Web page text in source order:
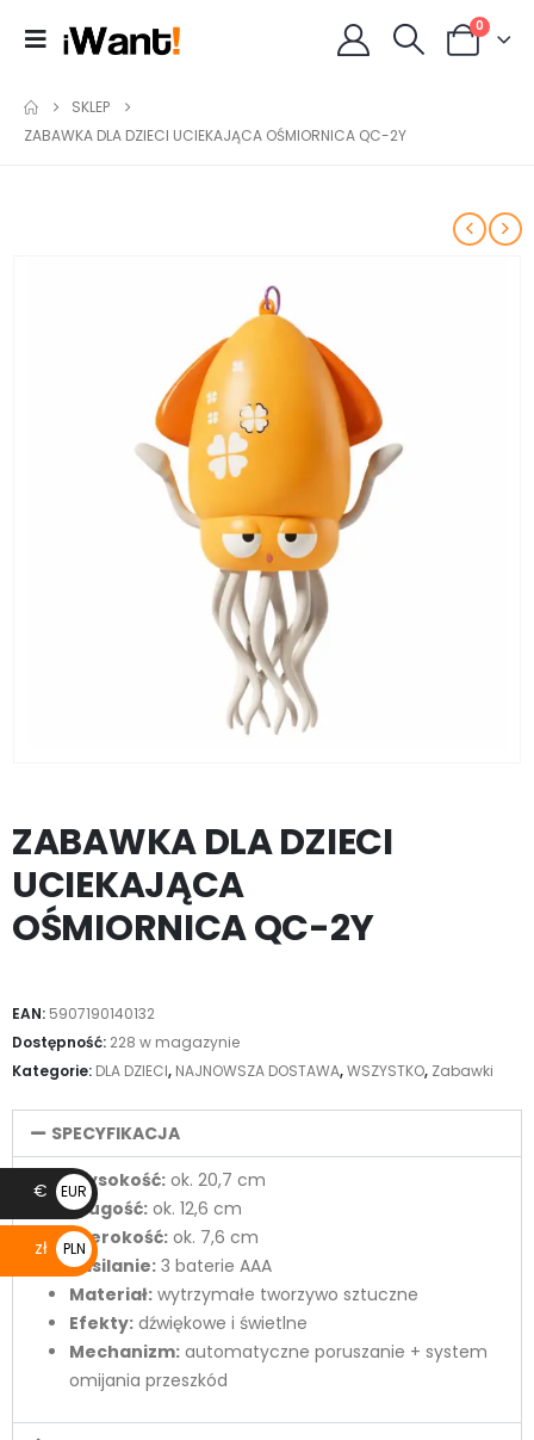
0
SKLEP
ZABAWKA DLA DZIECI UCIEKAJĄCA OŚMIORNICA QC-2Y
ZABAWKA DLA DZIECI
UCIEKAJĄCA
OŚMIORNICA QC-2Y
EAN: 5907190140132
Dostępność: 228 w magazynie
Kategorie: DLA DZIECI, NAJNOWSZA DOSTAWA,WSZYSTKO, Zabawki
SPECYFIKACJA
Wysokość: ok. 20,7 cm
Długość: ok. 12,6 cm
Szerokość: ok. 7,6 cm
Zasilanie: 3 baterie AAA
Materiał: wytrzymałe tworzywo sztuczne
Efekty: dźwiękowe i świetlne
Mechanizm: automatyczne poruszanie + system
omijania przeszkód
€
EUR
€
zł
PLN
zł